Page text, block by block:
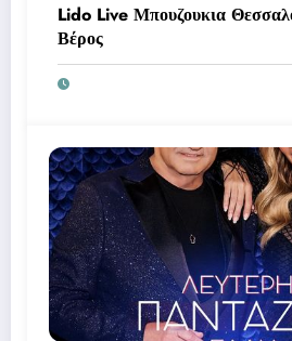
Lido Live Μπουζουκια
Βέρος